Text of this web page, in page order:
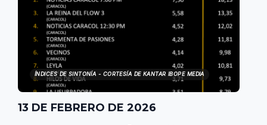
ÍNDICES DE SINTONÍA - CORTESÍA DE KANTAR IBOPE MEDIA
13 DE FEBRERO DE 2026